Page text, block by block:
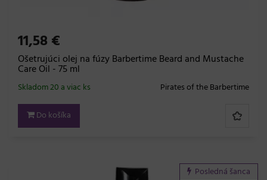
11,58 €
Ošetrujúci olej na fúzy Barbertime Beard and Mustache
Care Oil - 75 ml
Pirates of the Barbertime
Skladom 20 a viac ks
Do košíka
Posledná šanca